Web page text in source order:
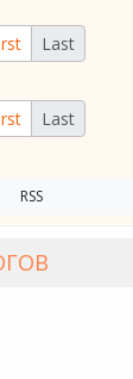
Last
Last
RSS